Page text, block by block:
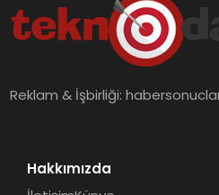
Reklam & İşbirliği:
Hakkımızda